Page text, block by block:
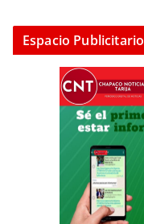
Espacio Publicitario